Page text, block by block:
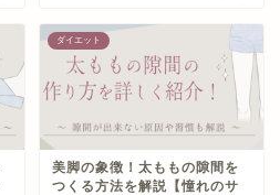
ダイエット
美脚の象徴！太ももの隙間を
つくる方法を解説【憧れのサ